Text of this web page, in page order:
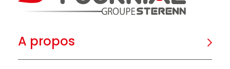
A propos